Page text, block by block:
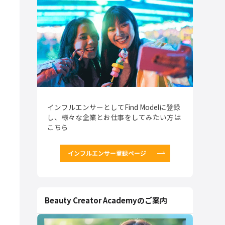
インフルエンサーとしてFind Modelに登録
し、様々な企業とお仕事をしてみたい方は
こちら
インフルエンサー登録ページ
Beauty Creator Academyのご案内